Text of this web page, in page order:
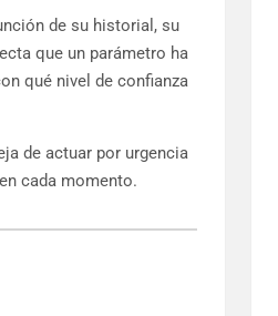
de su historial, su
que un parámetro ha
qué nivel de confianza
de actuar por urgencia
cada momento.